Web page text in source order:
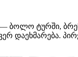
ბოლო ტურში,
დაეხმარება.